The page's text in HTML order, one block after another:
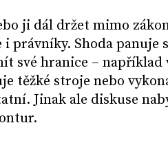
ji dál držet mimo
právníky. Shoda panuje
své hranice – například
těžké stroje nebo
Jinak ale diskuse